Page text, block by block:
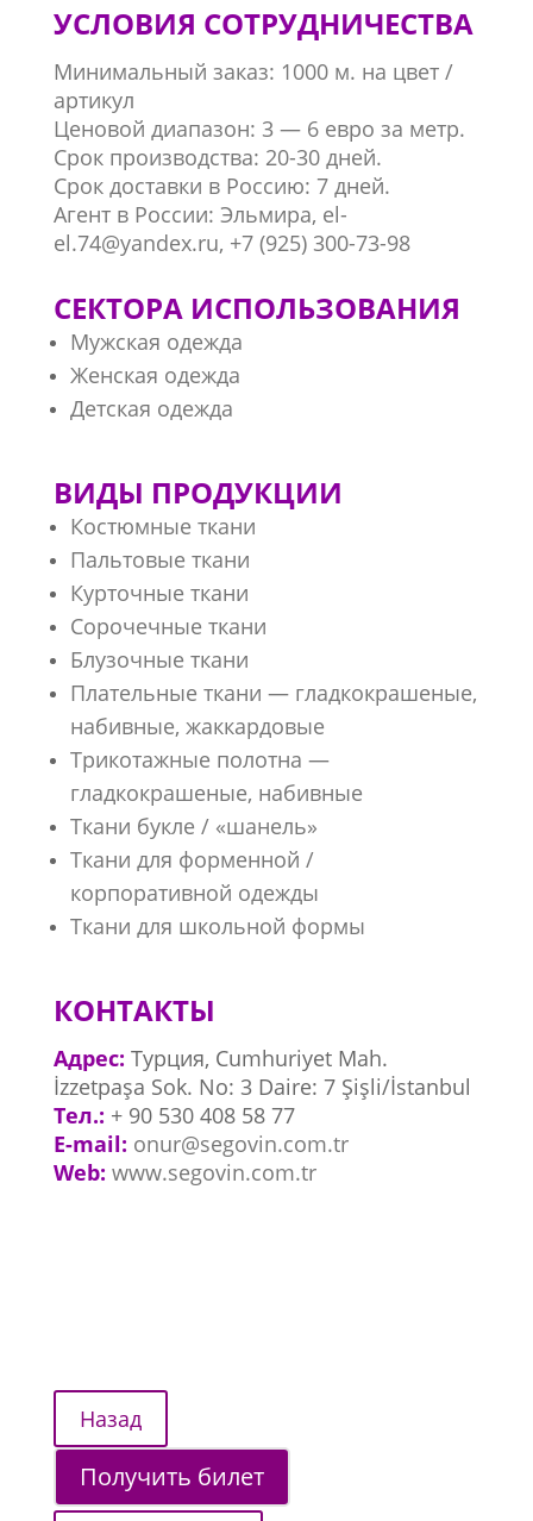
УСЛОВИЯ СОТРУДНИЧЕСТВА
Минимальный заказ: 1000 м. на цвет /
артикул
Ценовой диапазон: 3 — 6 евро за метр.
Срок производства: 20-30 дней.
Срок доставки в Россию: 7 дней.
Агент в России: Эльмира, el-
el.74@yandex.ru, +7 (925) 300-73-98
СЕКТОРА ИСПОЛЬЗОВАНИЯ
Мужская одежда
Женская одежда
Детская одежда
ВИДЫ ПРОДУКЦИИ
Костюмные ткани
Пальтовые ткани
Курточные ткани
Сорочечные ткани
Блузочные ткани
Плательные ткани — гладкокрашеные,
набивные, жаккардовые
Трикотажные полотна —
гладкокрашеные, набивные
Ткани букле / «шанель»
Ткани для форменной /
корпоративной одежды
Ткани для школьной формы
КОНТАКТЫ
Адрес: Турция, Cumhuriyet Mah.
İzzetpaşa Sok. No: 3 Daire: 7 Şişli/İstanbul
Тел.: + 90 530 408 58 77
E-mail: onur@segovin.com.tr
Web: www.segovin.com.tr
Получить билет